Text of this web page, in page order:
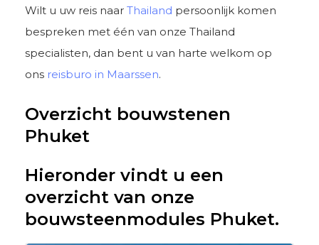
Wilt u uw reis naar Thailand persoonlijk komen
bespreken met één van onze Thailand
specialisten, dan bent u van harte welkom op
ons reisburo in Maarssen.
Overzicht bouwstenen
Phuket
Hieronder vindt u een
overzicht van onze
bouwsteenmodules Phuket.